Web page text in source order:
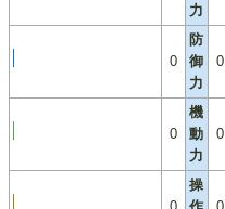
力
0
防
御
力
0
0
機
動
力
0
0
操
作
0